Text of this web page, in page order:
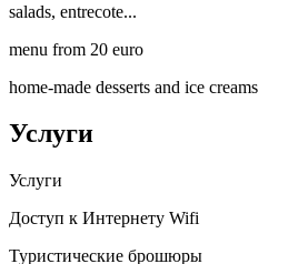
salads, entrecote...
menu from 20 euro
home-made desserts and ice creams
Услуги
Услуги
Доступ к Интернету Wifi
Туристические брошюры